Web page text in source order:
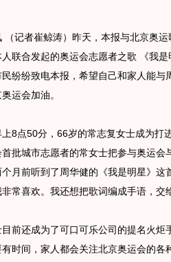
者崔鲸涛）昨天，本报与北京奥运
联合发起的奥运会志愿者之歌 《我
纷纷致电本报，希望自己和家人能与
运会加油。
点50分，66岁的常志复女士成为打
批城市志愿者的常女士把参与奥运会
月前听到了周华健的《我是明星》这
常喜欢。我还想把歌词编成手语，交
还成为了可口可乐公司的提名火炬
时间，家人都会关注北京奥运会的各